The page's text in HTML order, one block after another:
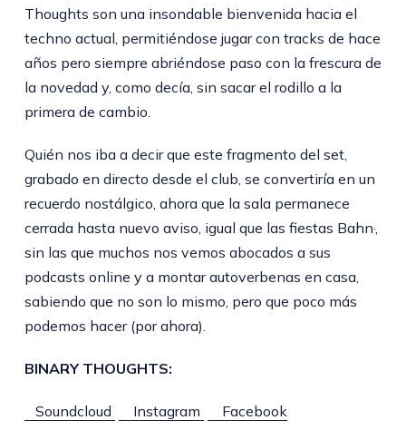
Thoughts son una insondable bienvenida hacia el
techno actual, permitiéndose jugar con tracks de hace
años pero siempre abriéndose paso con la frescura de
la novedad y, como decía, sin sacar el rodillo a la
primera de cambio.
Quién nos iba a decir que este fragmento del set,
grabado en directo desde el club, se convertiría en un
recuerdo nostálgico, ahora que la sala permanece
cerrada hasta nuevo aviso, igual que las fiestas Bahn·,
sin las que muchos nos vemos abocados a sus
podcasts online y a montar autoverbenas en casa,
sabiendo que no son lo mismo, pero que poco más
podemos hacer (por ahora).
BINARY THOUGHTS:
Soundcloud Instagram Facebook